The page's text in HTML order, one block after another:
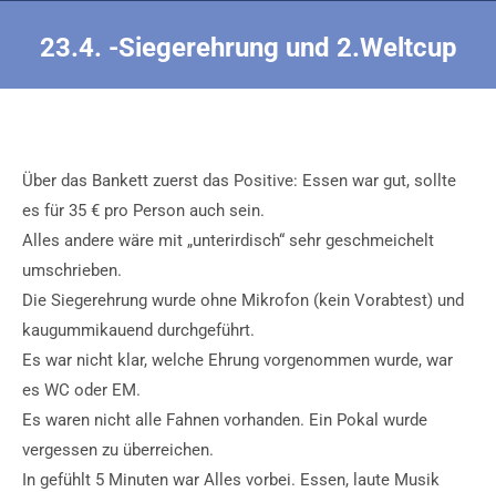
23.4. -Siegerehrung und 2.Weltcup
Über das Bankett zuerst das Positive: Essen war gut, sollte
es für 35 € pro Person auch sein.
Alles andere wäre mit „unterirdisch“ sehr geschmeichelt
umschrieben.
Die Siegerehrung wurde ohne Mikrofon (kein Vorabtest) und
kaugummikauend durchgeführt.
Es war nicht klar, welche Ehrung vorgenommen wurde, war
es WC oder EM.
Es waren nicht alle Fahnen vorhanden. Ein Pokal wurde
vergessen zu überreichen.
In gefühlt 5 Minuten war Alles vorbei. Essen, laute Musik